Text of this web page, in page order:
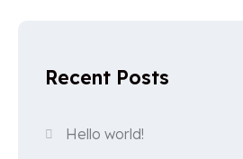
Recent Posts
Hello world!